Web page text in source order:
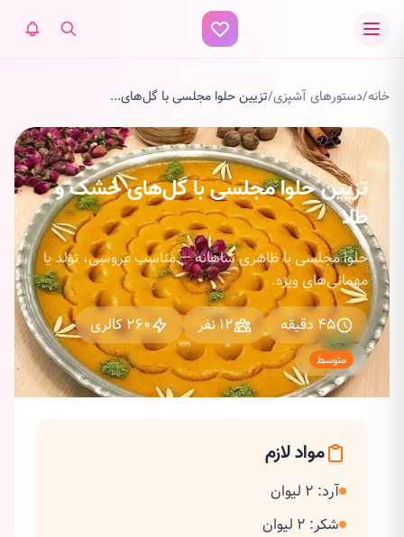
خانه/دستورهای آشپزی/تزیین حلوا مجلسی با گل‌های...
تزیین حلوا مجلسی با گل‌های خشک و
طلا
حلوا مجلسی با ظاهری شاهانه — مناسب عروسی، تولد یا
مهمانی‌های ویژه.
45 دقیقه
12 نفر 260 کالری
متوسط
مواد لازم
آرد: 2 لیوان
شکر: 2 لیوان